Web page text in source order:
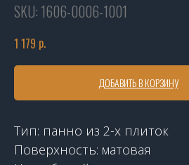
SKU: 1606-0006-1001
1 179 р.
ДОБАВИТЬ В КОРЗИНУ
Тип: панно из 2-х плиток
Поверхность: матовая